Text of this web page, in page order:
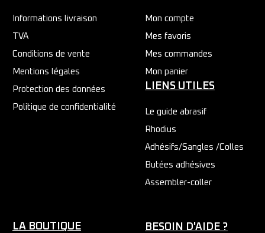
Informations livraison
TVA
Conditions de vente
Mentions légales
Protection des données
Politique de confidentialité
Mon compte
Mes favoris
Mes commandes
Mon panier
LIENS UTILES
Le guide abrasif
Rhodius
Adhésifs/Sangles /Colles
Butées adhésives
Assembler-coller
LA BOUTIQUE BESOIN D'AIDE ?